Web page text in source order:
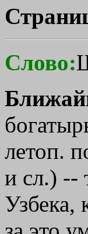
Слово:
летоп.
и сл.) --
Узбека,